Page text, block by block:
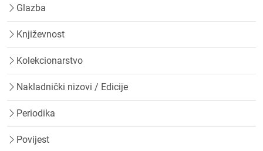
Glazba
Književnost
Kolekcionarstvo
Nakladnički nizovi / Edicije
Periodika
Povijest